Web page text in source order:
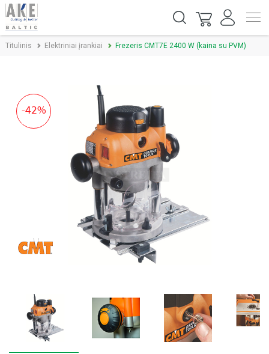
Titulinis Elektriniai įrankiai Frezeris CMT7E 2400 W (kaina su PVM)
-42%